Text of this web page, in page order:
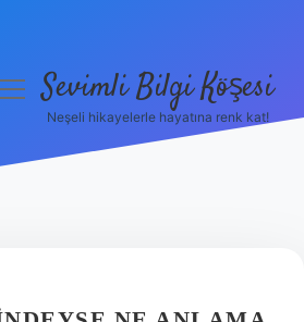
menüyüSevimli Bilgi Köşesi
Neşeli hikayelerle hayatına renk kat!